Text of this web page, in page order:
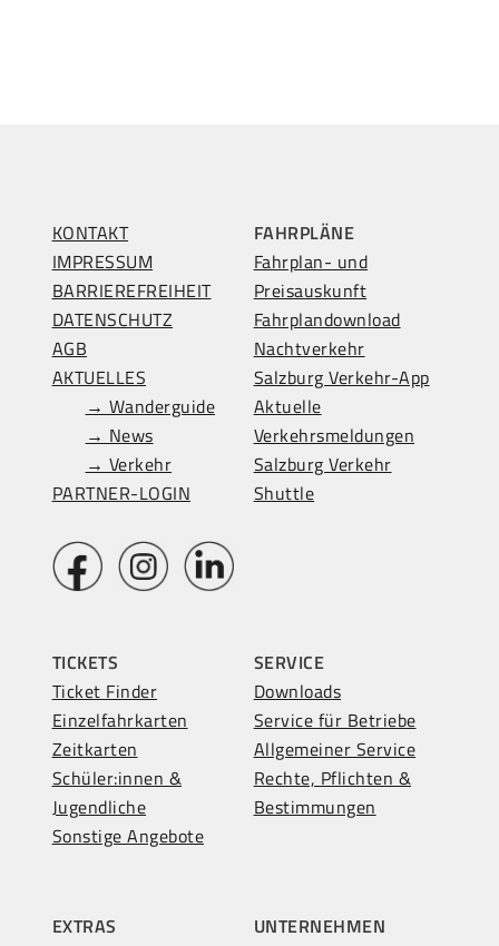
KONTAKT
IMPRESSUM
BARRIEREFREIHEIT
DATENSCHUTZ
AGB
AKTUELLES
→ Wanderguide
→ News
→ Verkehr
PARTNER-LOGIN
FAHRPLÄNE
Fahrplan- und
Preisauskunft
Fahrplandownload
Nachtverkehr
Salzburg Verkehr-App
Aktuelle
Verkehrsmeldungen
Salzburg Verkehr
Shuttle
TICKETS
Ticket Finder
Einzelfahrkarten
Zeitkarten
Schüler:innen &
Jugendliche
Sonstige Angebote
SERVICE
Downloads
Service für Betriebe
Allgemeiner Service
Rechte, Pflichten &
Bestimmungen
EXTRAS
UNTERNEHMEN